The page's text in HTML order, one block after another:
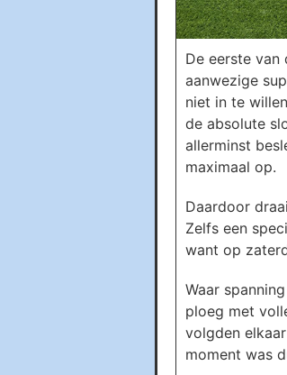
De eerste
aanwezige
niet in te
de absolute
allerminst
maximaal op.
Daardoor
Zelfs een
want op
Waar
ploeg met
volgden
moment was